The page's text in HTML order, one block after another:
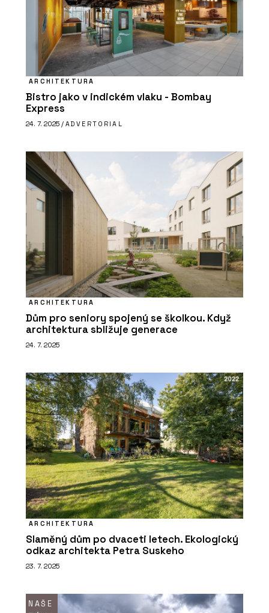
ARCHITEKTURA
Bistro jako v indickém vlaku - Bombay
Express
24. 7. 2025 / ADVERTORIAL
ARCHITEKTURA
Dům pro seniory spojený se školkou. Když
architektura sbližuje generace
24. 7. 2025
ARCHITEKTURA
Slaměný dům po dvaceti letech. Ekologický
odkaz architekta Petra Suskeho
23. 7. 2025
NAŠE